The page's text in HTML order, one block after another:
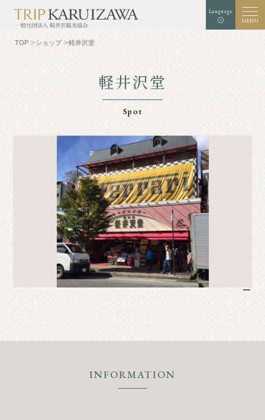
Language
MENU
黒 青
文字
軽井沢を知る
リゾート
クラシック
グルメ
体験・アート
ショップ
モデルコース
イベント情報
フォトギャラリー
その他の協会員
会議室利⽤希望お申し込み
TOP ショップ 軽井沢堂
軽井沢堂
Spot
INFORMATION